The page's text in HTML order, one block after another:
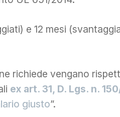
e 12 mesi
richiede vengano
ex art. 31, D. Lgs. n.
giusto”.